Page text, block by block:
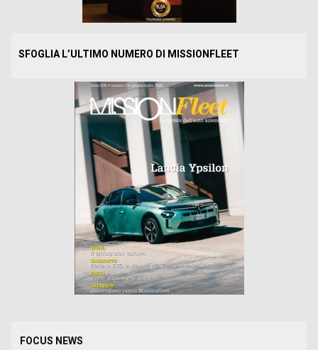
SFOGLIA L’ULTIMO NUMERO DI MISSIONFLEET
FOCUS NEWS